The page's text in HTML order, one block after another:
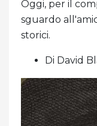
Oggi, per il
sguardo
storici.
Di David